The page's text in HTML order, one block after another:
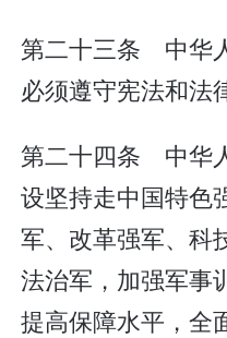
第二十三条 中华
必须遵守宪法和法
第二十四条 中华
设坚持走中国特色
军、改革强军、科
法治军，加强军事
提高保障水平，全